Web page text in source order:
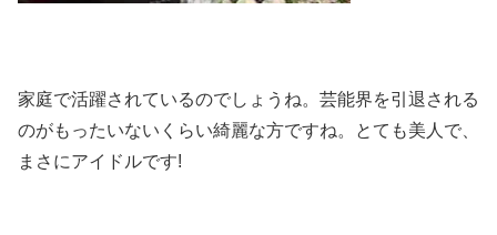
家庭で活躍されているのでしょうね。芸能界を引退される
のがもったいないくらい綺麗な方ですね。
とても美人で、
まさにアイドルです!